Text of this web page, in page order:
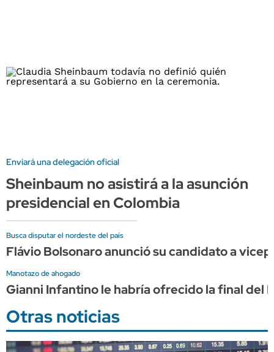
Enviará una delegación oficial
Sheinbaum no asistirá a la asunción
presidencial en Colombia
Busca disputar el nordeste del país
Flávio Bolsonaro anunció su candidato a
Manotazo de ahogado
Gianni Infantino le habría ofrecido la final del
Otras noticias